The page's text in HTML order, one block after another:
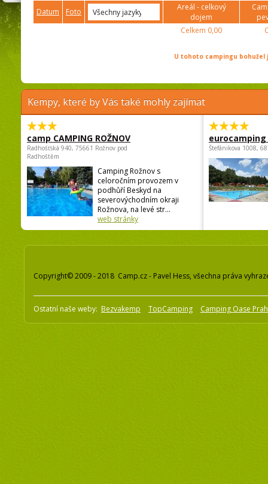
Datum
Foto
Areál - celkový
dojem
Celkem 0,00
U tohoto campingu
Kempy, které by Vás také mohly zajímat
camp CAMPING ROŽNOV
Radhošťská 940, 75661 Rožnov pod
Radhoštěm
Camping Rožnov s
celoročním provozem v
podhůří Beskyd na
severovýchodním okraji
Rožnova, na levé str...
web stránky
Štefánikova 1008,
Copyright© 2009 - 2018 Camp.cz - Pavel Hess, všechna práva
Ostatní naše weby: Bezvakemp TopCamping Camping Oase